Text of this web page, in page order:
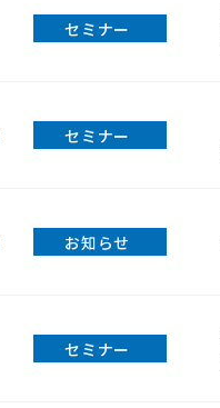
セミナー
セミナー
お知らせ
セミナー